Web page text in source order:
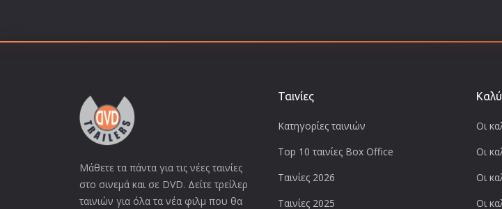
Μάθετε τα πάντα για τις νέες ταινίες
στο σινεμά και σε DVD. Δείτε τρείλερ
ταινιών για όλα τα νέα φιλμ που θα
Ταινίες
Κατηγορίες ταινιών
Top 10 ταινίες Box Office
Ταινίες 2026
Ταινίες 2025
Οι
Οι
Οι
Οι